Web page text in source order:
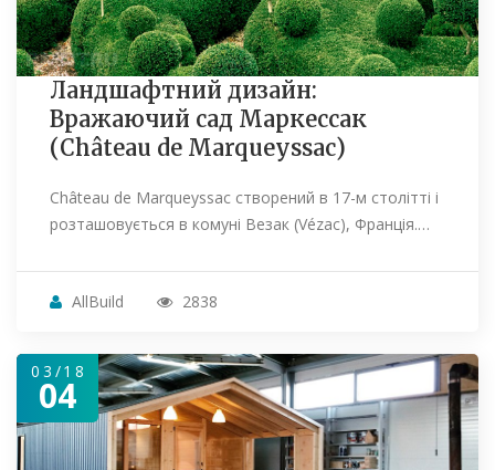
Ландшафтний дизайн:
Вражаючий сад Маркессак
(Château de Marqueyssac)
Château de Marqueyssac створений в 17-м столітті і
розташовується в комуні Везак (Vézac), Франція.…
AllBuild 2838
03/18
04